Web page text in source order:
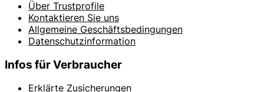
Über Trustprofile
Kontaktieren Sie uns
Allgemeine Geschäftsbedingungen
Datenschutzinformation
Infos für Verbraucher
Erklärte Zusicherungen